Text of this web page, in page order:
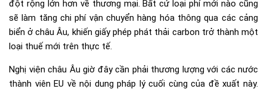
đột rộng lớn hơn về thương mại. Bất cứ loại phí mới nào cũng
sẽ làm tăng chi phí vận chuyển hàng hóa thông qua các cảng
biển ở châu Âu, khiến giấy phép phát thải carbon trở thành một
loại thuế mới trên thực tế.
Nghị viện châu Âu giờ đây cần phải thương lượng với các nước
thành viên EU về nội dung pháp lý cuối cùng của đề xuất này.